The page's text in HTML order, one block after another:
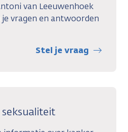
van Leeuwenhoek
vragen en antwoorden
Stel je vraag